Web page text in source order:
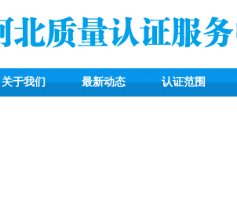
关于我们 最新动态 认证范围